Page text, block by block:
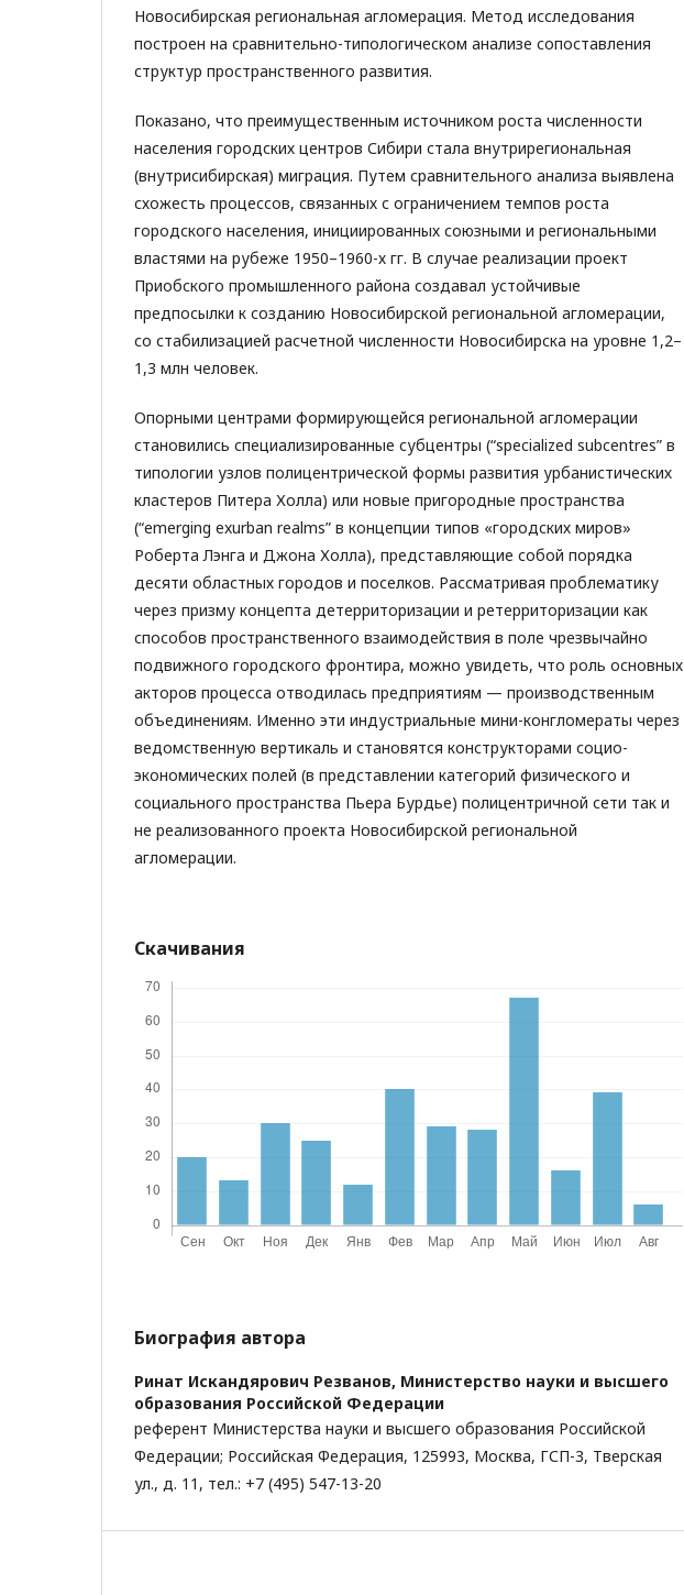
Новосибирская региональная агломерация. Метод исследования
построен на сравнительно-типологическом анализе сопоставления
структур пространственного развития.
Показано, что преимущественным источником роста численности
населения городских центров Сибири стала внутрирегиональная
(внутрисибирская) миграция. Путем сравнительного анализа выявлена
схожесть процессов, связанных с ограничением темпов роста
городского населения, инициированных союзными и региональными
властями на рубеже 1950–1960-х гг. В случае реализации проект
Приобского промышленного района создавал устойчивые
предпосылки к созданию Новосибирской региональной агломерации,
со стабилизацией расчетной численности Новосибирска на уровне 1,2–
1,3 млн человек.
Опорными центрами формирующейся региональной агломерации
становились специализированные субцентры (“specialized subcentres” в
типологии узлов полицентрической формы развития урбанистических
кластеров Питера Холла) или новые пригородные пространства
(“emerging exurban realms” в концепции типов «городских миров»
Роберта Лэнга и Джона Холла), представляющие собой порядка
десяти областных городов и поселков. Рассматривая проблематику
через призму концепта детерриторизации и ретерриторизации как
способов пространственного взаимодействия в поле чрезвычайно
подвижного городского фронтира, можно увидеть, что роль основных
акторов процесса отводилась предприятиям — производственным
объединениям. Именно эти индустриальные мини-конгломераты через
ведомственную вертикаль и становятся конструкторами социо-
экономических полей (в представлении категорий физического и
социального пространства Пьера Бурдье) полицентричной сети так и
не реализованного проекта Новосибирской региональной
агломерации.
Скачивания
Биография автора
Ринат Искандярович Резванов, Министерство науки и высшего
образования Российской Федерации
референт Министерства науки и высшего образования Российской
Федерации; Российская Федерация, 125993, Москва, ГСП-3, Тверская
ул., д. 11, тел.: +7 (495) 547-13-20